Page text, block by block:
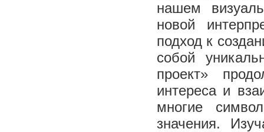
нашем
новой
подход к
собой
проект»
интереса и
многие
значения.